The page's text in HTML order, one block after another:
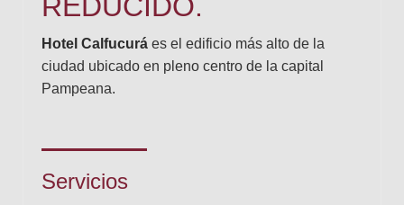
Hotel Calfucurá es el edificio más alto de la
ciudad ubicado en pleno centro de la capital
Pampeana.
Servicios